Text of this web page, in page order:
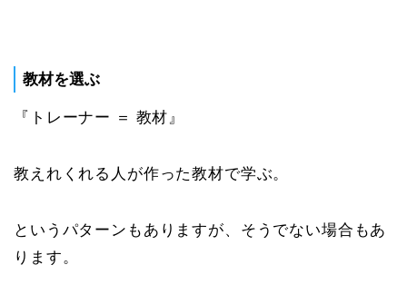
教材を選ぶ
『トレーナー ＝ 教材』
教えれくれる人が作った教材で学ぶ。
というパターンもありますが、そうでない場合もあ
ります。